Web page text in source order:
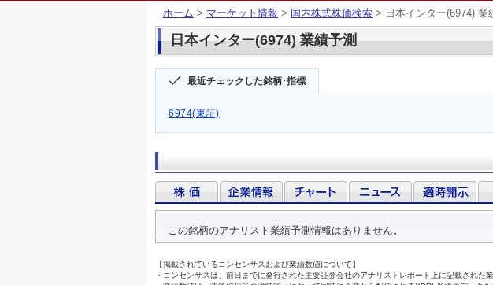
ホーム > マーケット情報 > 国内株式株価検索 > 日本インター(6974) 業
日本インター(6974) 業績予測
最近チェックした銘柄･指標
6974(東証)